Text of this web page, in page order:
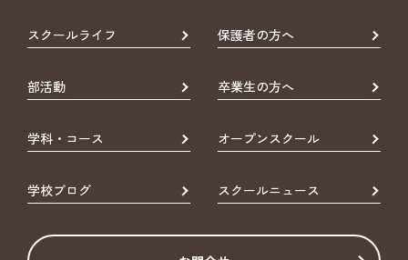
女子
諏訪・藤野ペア 第5位
諏訪・藤野ペア
権取得（11/11）
新人ソフトテニス大会（ダブルス）県大会（11/4）
スクールライフ 保護者の方へ
部活動 卒業生の方へ
学科・コース オープンスクール
学校ブログ スクールニュース